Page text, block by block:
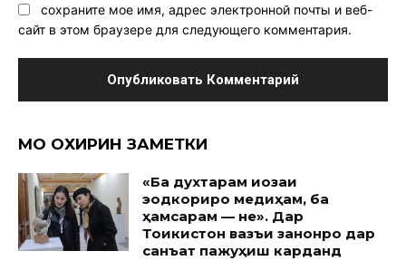
сохраните мое имя, адрес электронной почты и веб-
сайт в этом браузере для следующего комментария.
МО ОХИРИН ЗАМЕТКИ
«Ба духтарам иҷозаи
эҷодкориро медиҳам, ба
ҳамсарам — не». Дар
Тоҷикистон вазъи занонро дар
санъат пажуҳиш карданд